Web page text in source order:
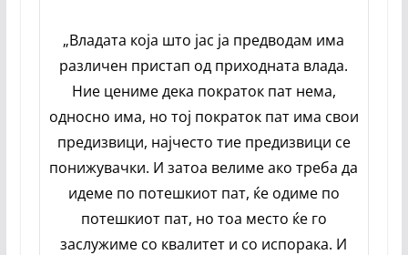
„Владата која што јас ја предводам има
различен пристап од приходната влада.
Ние цениме дека пократок пат нема,
односно има, но тој пократок пат има свои
предизвици, најчесто тие предизвици се
понижувачки. И затоа велиме ако треба да
идеме по потешкиот пат, ќе одиме по
потешкиот пат, но тоа место ќе го
заслужиме со квалитет и со испорака. И